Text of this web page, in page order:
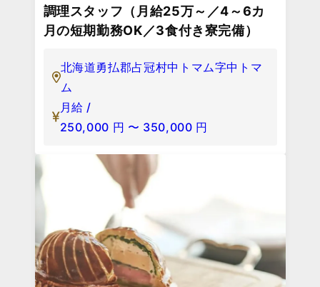
調理スタッフ（月給25万～／4～6カ
月の短期勤務OK／3食付き寮完備）
北海道勇払郡占冠村中トマム字中トマ
ム
月給 /
250,000 円 〜 350,000 円